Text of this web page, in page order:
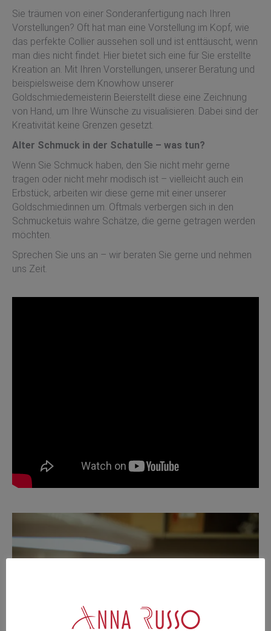
Sie träumen von einer Sonderanfertigung nach Ihren
Vorstellungen? Oft hat man eine Vorstellung im Kopf, wie
das perfekte Collier aussehen soll und ist enttäuscht, wenn
man dies nicht findet. Hier bietet sich eine für Sie erstellte
Kreation an. Mit Ihren Vorstellungen, unserer Beratung und
beispielsweise dem Knowhow unserer
Goldschmiedemeisterin Beierstellt diese eine Zeichnung
von Hand, um Ihre Wünsche zu visualisieren. Dabei sind der
Kreativität keine Grenzen gesetzt.
Alter Schmuck in der Schatulle – was tun?
Wenn Sie Schmuck haben, den Sie nicht mehr gerne
tragen oder nicht mehr modisch ist – vielleicht auch ein
Erbstück, arbeiten wir diese gerne mit einer unserer
Goldschmiedinnen um. Oftmals verbergen sich in den
Schmucketuis wahre Schätze, die gerne getragen werden
möchten.
Sprechen Sie uns an – wir beraten Sie gerne und nehmen
uns Zeit.